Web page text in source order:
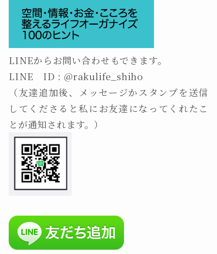
LINEからお問い合わせもできます。
LINE ID : @rakulife_shiho
（友達追加後、メッセージかスタンプを送信
してくださると私にお友達になってくれたこ
とが通知されます。）